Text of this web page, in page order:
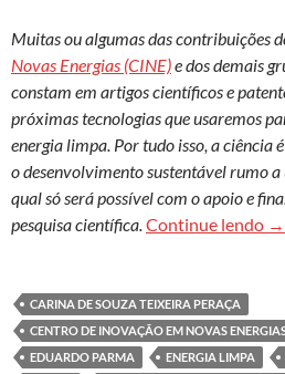
Muitas ou algumas das contribuições
Novas Energias (CINE)e dos demais
constam em artigos científicos e
próximas tecnologias que usaremos
energia limpa. Por tudo isso, a ciência
o desenvolvimento sustentável rumo a
qual só será possível com o apoio e
pesquisa científica.Continue lendo →
CARINA DE SOUZA TEIXEIRA PERAÇA
CENTRO DE INOVAÇÃO EM NOVAS
EDUARDO PARMA
ENERGIA LIMPA